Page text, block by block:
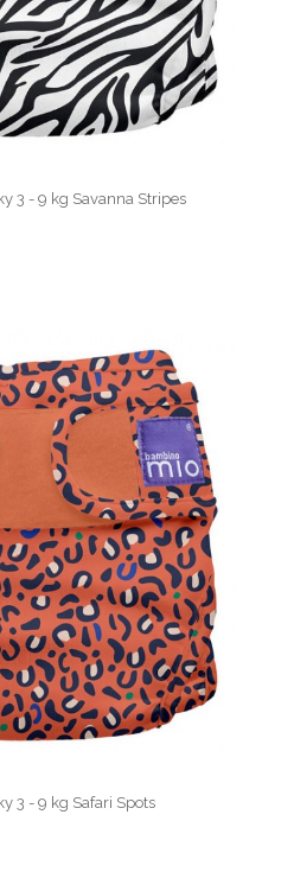
3 - 9 kg Savanna Stripes
3 - 9 kg Safari Spots